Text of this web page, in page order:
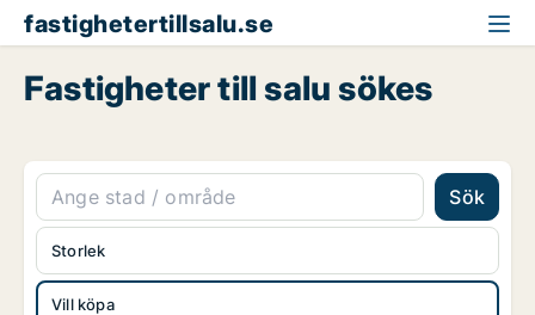
fastighetertillsalu.se
Fastigheter till salu sökes
Sök
Vill köpa
Storlek